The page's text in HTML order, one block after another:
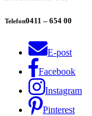
Telefon0411 – 654 00
E-post
Facebook
Instagram
Pinterest